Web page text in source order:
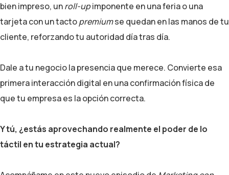
bien impreso, unroll-upimponente en una feria o una
tarjeta con un tactopremiumse quedan en las manos de tu
cliente, reforzando tu autoridad día tras día.
Dale a tu negocio la presencia que merece. Convierte esa
primera interacción digital en una confirmación física de
que tu empresa es la opción correcta.
Y tú, ¿estás aprovechando realmente el poder de lo
táctil en tu estrategia actual?